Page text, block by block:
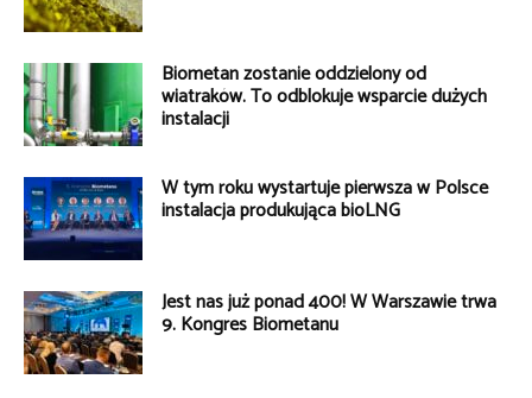
Biometan zostanie oddzielony od
wiatraków. To odblokuje wsparcie dużych
instalacji
W tym roku wystartuje pierwsza w Polsce
instalacja produkująca bioLNG
Jest nas już ponad 400! W Warszawie trwa
9. Kongres Biometanu